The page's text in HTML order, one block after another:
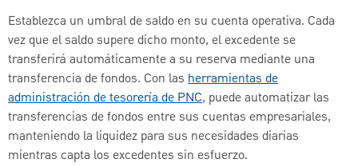
Establezca un umbral de saldo en su cuenta operativa. Cada
vez que el saldo supere dicho monto, el excedente se
transferirá automáticamente a su reserva mediante una
transferencia de fondos. Con las herramientas de
administración de tesorería de PNC, puede automatizar las
transferencias de fondos entre sus cuentas empresariales,
manteniendo la liquidez para sus necesidades diarias
mientras capta los excedentes sin esfuerzo.